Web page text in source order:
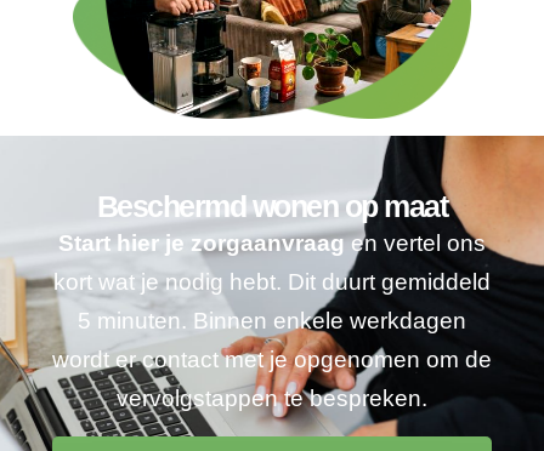
Beschermd wonen op maat
Start hier je zorgaanvraagen vertel ons
kort wat je nodig hebt. Dit duurt gemiddeld
5 minuten. Binnen enkele werkdagen
wordt er contact met je opgenomen om de
vervolgstappen te bespreken.